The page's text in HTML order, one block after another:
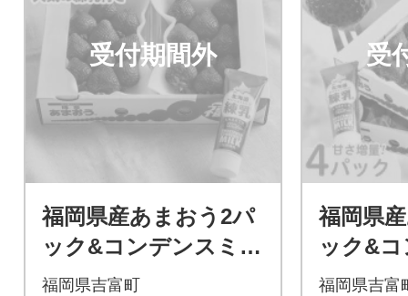
受付期間外
福岡県産あまおう2パ
ック&コンデンスミル
ク1個(吉富町)
福岡県吉富町
受
福岡県
ック&
ク1個(
福岡県吉富